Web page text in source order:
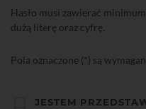
Hasło musi zawierać
dużą literę oraz cyfrę.
Pola oznaczone (*) są
JESTEM